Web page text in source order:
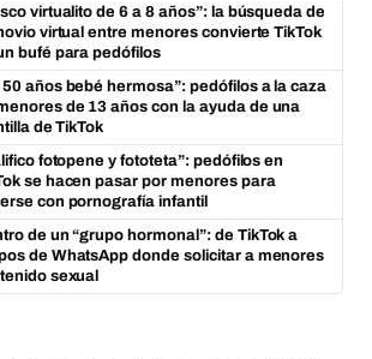
virtualito de 6 a 8 años”: la búsqueda de
virtual entre menores convierte TikTok
bufé para pedófilos
50 años bebé hermosa”: pedófilos a la caza
de 13 años con la ayuda de una
de TikTok
fotopene y fototeta”: pedófilos en
se hacen pasar por menores para
con pornografía infantil
de un “grupo hormonal”: de TikTok a
de WhatsApp donde solicitar a menores
sexual